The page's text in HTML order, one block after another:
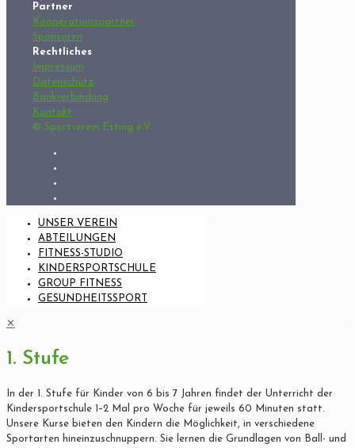
Partner
Kooperationspartner
Sponsoren
Rechtliches
Impressum
Datenschutz
Bankverbindung
Kontakt
© Sportverein Esting e.V.
UNSER VEREIN
ABTEILUNGEN
FITNESS-STUDIO
KINDERSPORTSCHULE
GROUP FITNESS
GESUNDHEITSSPORT
✕
1. Stufe
In der 1. Stufe für Kinder von 6 bis 7 Jahren findet der Unterricht der
Kindersportschule 1–2 Mal pro Woche für jeweils 60 Minuten statt.
Unsere Kurse bieten den Kindern die Möglichkeit, in verschiedene
Sportarten hineinzuschnuppern. Sie lernen die Grundlagen von Ball- und